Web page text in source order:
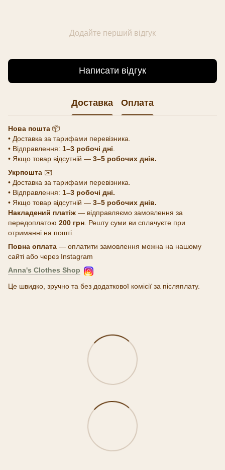
Додайте перший відгук
Написати відгук
Доставка Оплата
Нова пошта 📦
• Доставка за тарифами перевізника.
• Відправлення: 1–3 робочі дні
• Якщо товар відсутній — 3–5 робочих днів.
Укрпошта ✉️
• Доставка за тарифами перевізника.
• Відправлення: 1–3 робочі дні.
• Якщо товар відсутній — 3–5 робочих днів.
Накладений платіж — відправляємо замовлення за
передоплатою 200 грн . Решту суми ви сплачуєте при
отриманні на пошті.
Повна оплата — оплатити замовлення можна на нашому
сайті або через Instagram
Anna's Clothes Shop
Це швидко, зручно та без додаткової комісії за післяплату.